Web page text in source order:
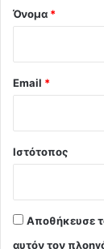
Όνομα *
Email *
Ιστότοπος
Αποθήκευσε
αυτόν τον